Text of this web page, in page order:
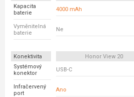
Kapacita
baterie
4000 mAh
Vyměnitelná
baterie
Ne
Konektivita Honor View 20
Systémový
konektor
USB-C
Infračervený
port
Ano